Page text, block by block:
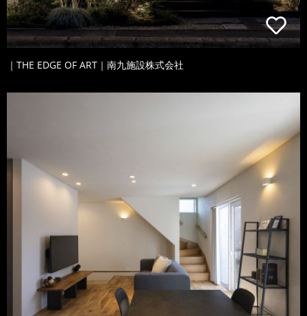
｜THE EDGE OF ART｜南九施設株式会社